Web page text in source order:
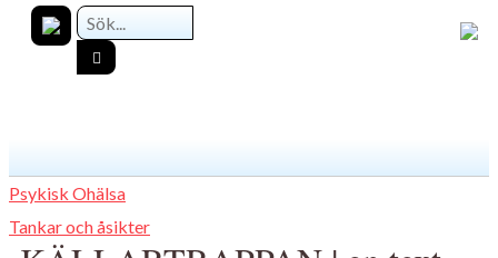
Psykisk Ohälsa
Tankar och åsikter